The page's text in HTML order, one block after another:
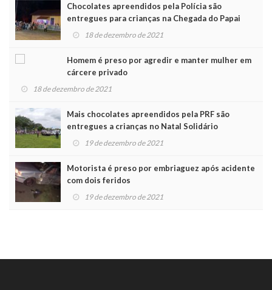
Chocolates apreendidos pela Polícia são
entregues para crianças na Chegada do Papai
Noel
18 de dezembro de 2021
Homem é preso por agredir e manter mulher em
cárcere privado
18 de dezembro de 2021
Mais chocolates apreendidos pela PRF são
entregues a crianças no Natal Solidário
19 de dezembro de 2021
Motorista é preso por embriaguez após acidente
com dois feridos
19 de dezembro de 2021